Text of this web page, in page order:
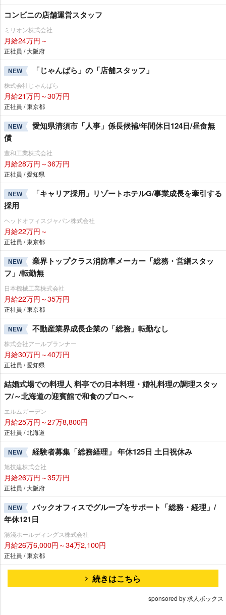
コンビニの店舗運営スタッフ
ミリオン株式会社
月給24万円～
正社員 / 大阪府
NEW 「じゃんぱら」の「店舗スタッフ」
株式会社じゃんぱら
月給21万円～30万円
正社員 / 東京都
NEW
愛知県清須市「人事」係長候補/年間休日124日/昼食無
償
豊和工業株式会社
月給28万円～36万円
正社員 / 愛知県
NEW
「キャリア採用」リゾートホテルG/事業成長を牽引する
採用
ヘッドオフィスジャパン株式会社
月給22万円～
正社員 / 東京都
NEW
業界トップクラス消防車メーカー「総務・営繕スタッ
フ」/転勤無
日本機械工業株式会社
月給22万円～35万円
正社員 / 東京都
NEW 不動産業界成長企業の「総務」転勤なし
株式会社アールプランナー
月給30万円～40万円
正社員 / 愛知県
結婚式場での料理人 料亭での日本料理・婚礼料理の調理スタッ
フ/～北海道の迎賓館で和食のプロへ～
エルムガーデン
月給25万円～27万8,800円
正社員 / 北海道
NEW 経験者募集「総務経理」 年休125日 土日祝休み
旭技建株式会社
月給26万円～35万円
正社員 / 大阪府
NEW
バックオフィスでグループをサポート「総務・経理」/
年休121日
湯淺ホールディングス株式会社
月給26万6,000円～34万2,100円
正社員 / 東京都
続きはこちら
sponsored by 求人ボックス